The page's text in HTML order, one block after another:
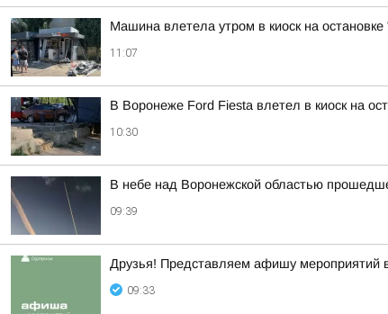
Машина влетела утром в киоск на
11:07
В Воронеже Ford Fiesta влетел в киоск на
10:30
В небе над Воронежской областью
09:39
Друзья! Представляем афишу мероприятий
09:33